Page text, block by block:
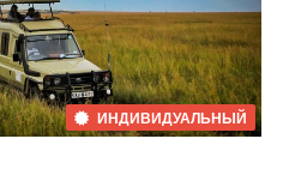
ИНДИВИДУАЛЬНЫЙ